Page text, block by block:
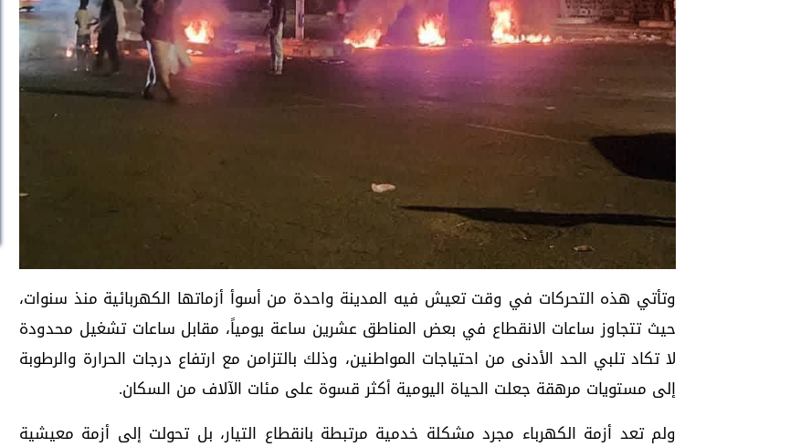
وتأتي هذه التحركات في وقت تعيش فيه المدينة واحدة من أسوأ أزماتها الكهربائية منذ سنوات،
حيث تتجاوز ساعات الانقطاع في بعض المناطق عشرين ساعة يومياً، مقابل ساعات تشغيل محدودة
لا تكاد تلبي الحد الأدنى من احتياجات المواطنين، وذلك بالتزامن مع ارتفاع درجات الحرارة والرطوبة
إلى مستويات مرهقة جعلت الحياة اليومية أكثر قسوة على مئات الآلاف من السكان.
ولم تعد أزمة الكهرباء مجرد مشكلة خدمية مرتبطة بانقطاع التيار، بل تحولت إلى أزمة معيشية